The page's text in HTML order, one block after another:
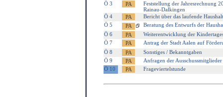
Ö 3
Feststellung der Jahresrechnung
Rainau-Dalkingen
Ö 4
Bericht über das laufende
Ö 5
Beratung des Entwurfs der
Ö 6
Weiterentwicklung der
Ö 7
Antrag der Stadt Aalen auf
Ö 8
Sonstiges / Bekanntgaben
Ö 9
Anfragen der Ausschussmitglieder
Ö 10
Frageviertelstunde